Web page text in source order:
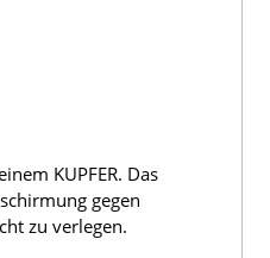
KUPFER. Das
gegen
zu verlegen.